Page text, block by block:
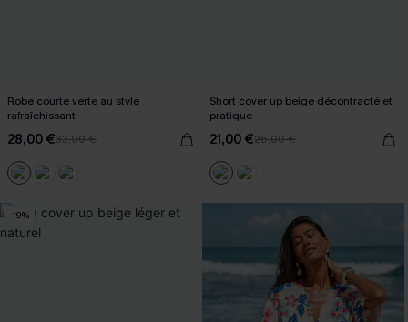
Robe courte verte au style
rafraîchissant
28,00 €33,00 €
Short cover up beige décontracté et
pratique
21,00 €26,00 €
-19%